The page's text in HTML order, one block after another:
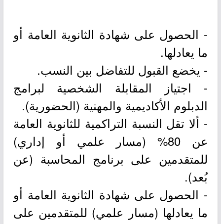
- الحصول على شهادة الثانوية العامة أو
ما يعادلها.
- يخضع القبول للتفاضل بين النسب.
- اجتياز المقابلة الشخصية لبرامج
الدبلوم الأكاديمية والمهنية (الحضورية).
- ألا تقل النسبة التراكمية للثانوية العامة
عن 80% (مسار علمي أو إداري)
للمتقدمين على برنامج المحاسبة (عن
بُعد).
- الحصول على شهادة الثانوية العامة أو
ما يعادلها (مسار علمي) للمتقدمين على